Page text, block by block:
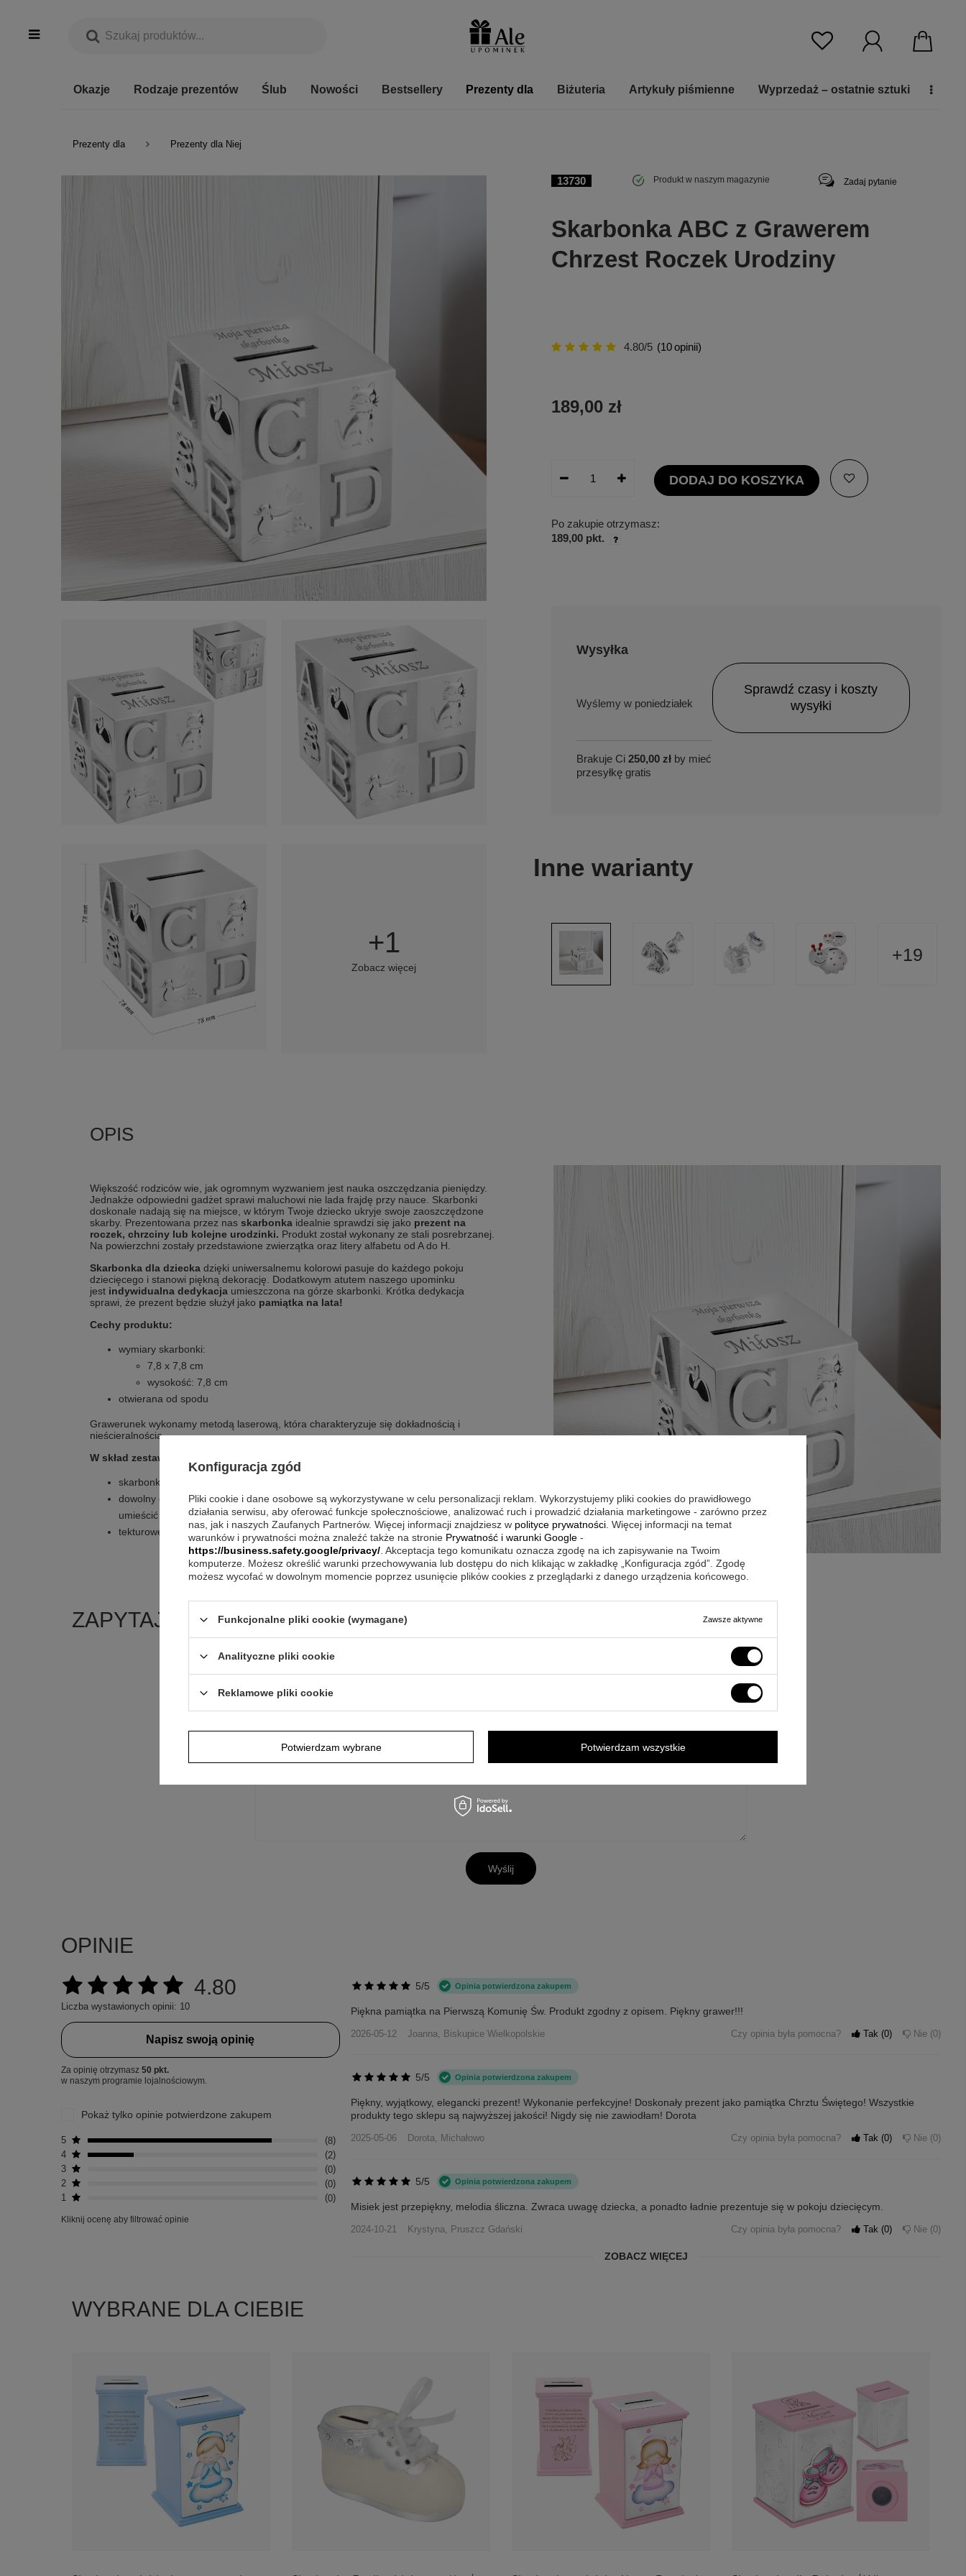
Okazje Rodzaje prezentów Ślub Nowości Bestsellery Prezenty dla Biżuteria Artykuły piśmienne Wyprzedaż – ostatnie sztuki
Prezenty dla Prezenty dla Niej
+1
Zobacz więcej
13730 Produkt w naszym magazynie Zadaj pytanie
Skarbonka ABC z Grawerem
Chrzest Roczek Urodziny
4.80/5 (10opinii)
189,00 zł
DODAJ DO KOSZYKA
Po zakupie otrzymasz:
189,00 pkt.
Wysyłka
w poniedziałek
Brakuje Ci 250,00 zł by mieć
przesyłkę gratis
Sprawdź czasy i koszty
wysyłki
Inne warianty
19
Większość rodziców wie, jak ogromnym wyzwaniem jest nauka oszczędzania pieniędzy.
Jednakże odpowiedni gadżet sprawi maluchowi nie lada frajdę przy nauce. Skarbonki
doskonale nadają się na miejsce, w którym Twoje dziecko ukryje swoje zaoszczędzone
skarby. Prezentowana przez nas skarbonka idealnie sprawdzi się jako prezent na
roczek, chrzciny lub kolejne urodzinki. Produkt został wykonany ze stali posrebrzanej.
Na powierzchni zostały przedstawione zwierzątka oraz litery alfabetu od A do H.
Skarbonka dla dziecka dzięki uniwersalnemu kolorowi pasuje do każdego pokoju
dziecięcego i stanowi piękną dekorację.
Dodatkowym atutem naszego upominku
jest indywidualna dedykacja umieszczona na górze skarbonki. Krótka dedykacja
sprawi, że prezent będzie służył jako pamiątka na lata!
Cechy produktu:
wymiary skarbonki:
7,8 x 7,8 cm
wysokość: 7,8 cm
otwierana od spodu
Grawerunek wykonamy metodą laserową, która charakteryzuje się dokładnością i
nieścieralnością.
W skład zestawu wchodzi:
skarbonka w kształcie sześcianu
dowolny grawerunek na górze skarbonki (nad i pod wlotem, proszę określić co
umieścić gdzie, inaczej grawer zostanie zrobiony losowo)
tekturowe oryginalne pudełko od producenta
ZAPYTAJ O PRODUKT
Jeżeli powyższy opis jest dla Ciebie niewystarczający, prześlij nam swoje pytanie odnośnie tego produktu.
Postaramy się odpowiedzieć tak szybko jak tylko będzie to możliwe.Dane są przetwarzane zgodnie z
Wyślij
OPINIE
4.80
Liczba wystawionych opinii: 10
Napisz swoją opinię
Za opinię otrzymasz 50 pkt.
w naszym programie lojalnościowym.
Pokaż tylko opinie potwierdzone zakupem
5
8
4
2
3
0
2
0
1
0
Kliknij ocenę aby filtrować opinie
5/5 Opinia potwierdzona zakupem
Piękna pamiątka na Pierwszą Komunię Św. Produkt zgodny z opisem. Piękny grawer!!!
2026-05-12 Joanna, Biskupice Wielkopolskie Czy opinia była pomocna? Tak 0 Nie 0
5/5 Opinia potwierdzona zakupem
Piękny, wyjątkowy, elegancki prezent! Wykonanie perfekcyjne! Doskonały prezent jako pamiątka Chrztu Świętego! Wszystkie
produkty tego sklepu są najwyższej jakości! Nigdy się nie zawiodłam! Dorota
2025-05-06 Dorota, Michałowo Czy opinia była pomocna? Tak 0 Nie 0
5/5 Opinia potwierdzona zakupem
Misiek jest przepiękny, melodia śliczna. Zwraca uwagę dziecka, a ponadto ładnie prezentuje się w pokoju dziecięcym.
2024-10-21 Krystyna, Pruszcz Gdański Czy opinia była pomocna? Tak 0 Nie 0
ZOBACZ WIĘCEJ
WYBRANE DLA CIEBIE
Konfiguracja zgód
Pliki cookie i dane osobowe są wykorzystywane w celu personalizacji reklam. Wykorzystujemy pliki cookies do prawidłowego
działania serwisu, aby oferować funkcje społecznościowe, analizować ruch i prowadzić działania marketingowe - zarówno przez
nas, jak i naszych Zaufanych Partnerów. Więcej informacji znajdziesz w polityce prywatności . Więcej informacji na temat
warunków i prywatności można znaleźć także na stronie Prywatność i warunki Google -
https://business.safety.google/privacy/ . Akceptacja tego komunikatu oznacza zgodę na ich zapisywanie na Twoim
komputerze. Możesz określić warunki przechowywania lub dostępu do nich klikając w zakładkę „Konfiguracja zgód”. Zgodę
możesz wycofać w dowolnym momencie poprzez usunięcie plików cookies z przeglądarki z danego urządzenia końcowego.
Funkcjonalne pliki cookie (wymagane) Zawsze aktywne
Analityczne pliki cookie
Reklamowe pliki cookie
Potwierdzam wybrane Potwierdzam wszystkie